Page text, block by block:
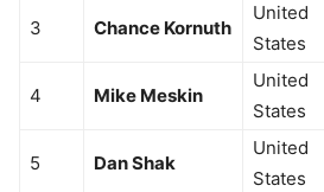
3 Chance Kornuth
United
States
4 Mike Meskin
United
States
5 Dan Shak
United
States